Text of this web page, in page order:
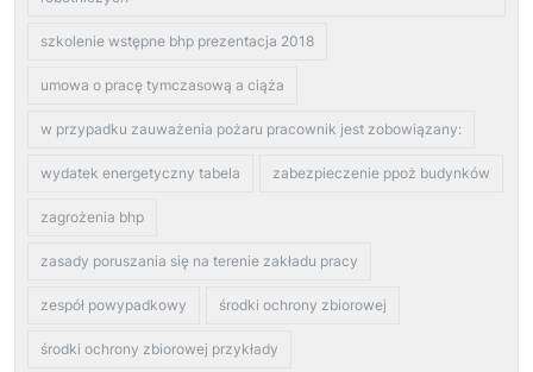
szkolenie wstępne bhp prezentacja 2018
umowa o pracę tymczasową a ciąża
w przypadku zauważenia pożaru pracownik jest zobowiązany:
wydatek energetyczny tabela zabezpieczenie ppoż budynków
zagrożenia bhp
zasady poruszania się na terenie zakładu pracy
zespół powypadkowy środki ochrony zbiorowej
środki ochrony zbiorowej przykłady